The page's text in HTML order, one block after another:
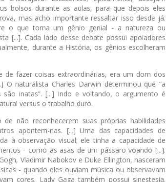
bolsos durante as aulas, para que depois eles
mas acho importante ressaltar isso desde já.
o que torna um gênio genial - a natureza ou
[...]. Cada lado desse debate possui apoiadores
durante a História, os gênios escolheram
de fazer coisas extraordinárias, era um dom dos
O naturalista Charles Darwin determinou que “a
são inatas”. [...] Indo e voltando, o argumento é
versus o trabalho duro.
não reconhecerem suas próprias habilidades
apontem-nas. [...] Uma das capacidades de
à observação visual; ele tinha a capacidade de
- como as asas de um pássaro voando [...].
Vladimir Nabokov e Duke Ellington, nasceram
- quando eles ouviam música ou observavam
cores. Lady Gaga também possui sinestesia.